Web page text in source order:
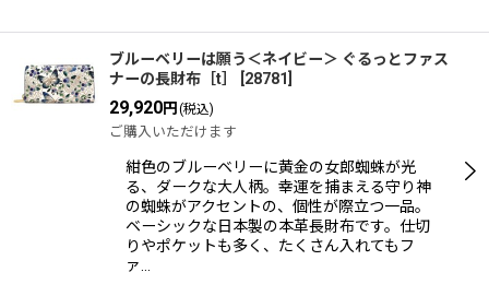
ブルーベリーは願う＜ネイビー＞ ぐるっとファス
ナーの長財布［t］
28781
29,920円 (税込)
ご購入いただけます
紺色のブルーベリーに黄金の女郎蜘蛛が光
る、ダークな大人柄。幸運を捕まえる守り神
の蜘蛛がアクセントの、個性が際立つ一品。
ベーシックな日本製の本革長財布です。仕切
りやポケットも多く、たくさん入れてもフ
ァ…